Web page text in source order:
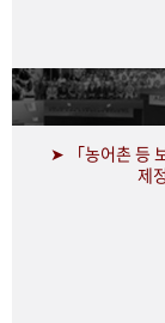
➤ 「농어촌 등
제